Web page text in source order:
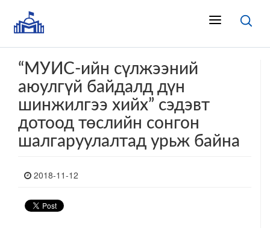
“МУИС-ийн сүлжээний
аюулгүй байдалд дүн
шинжилгээ хийх” сэдэвт
дотоод төслийн сонгон
шалгаруулалтад урьж байна
2018-11-12